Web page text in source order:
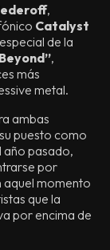
,
Catalyst
de la
,
más
metal.
ambas
puesto como
año pasado,
por
aquel momento
que la
por encima de